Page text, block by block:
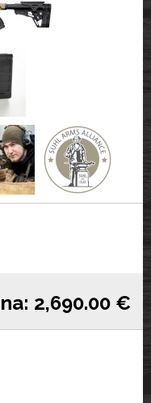
2,690.00 €